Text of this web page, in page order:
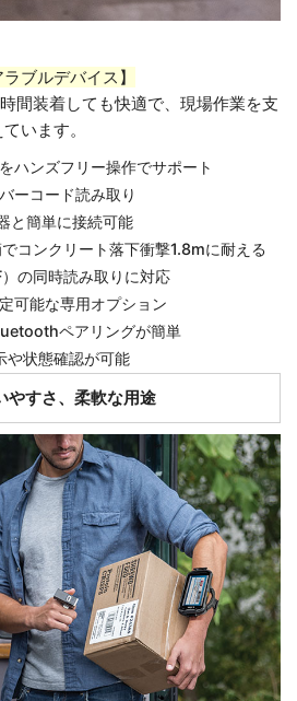
ブルデバイス】
間装着しても快適で、現場作業を支
います。
ハンズフリー操作でサポート
ーコード読み取り
と簡単に接続可能
コンクリート落下衝撃1.8mに耐える
の同時読み取りに対応
可能な専用オプション
ペアリングが簡単
や状態確認が可能
やすさ、柔軟な用途